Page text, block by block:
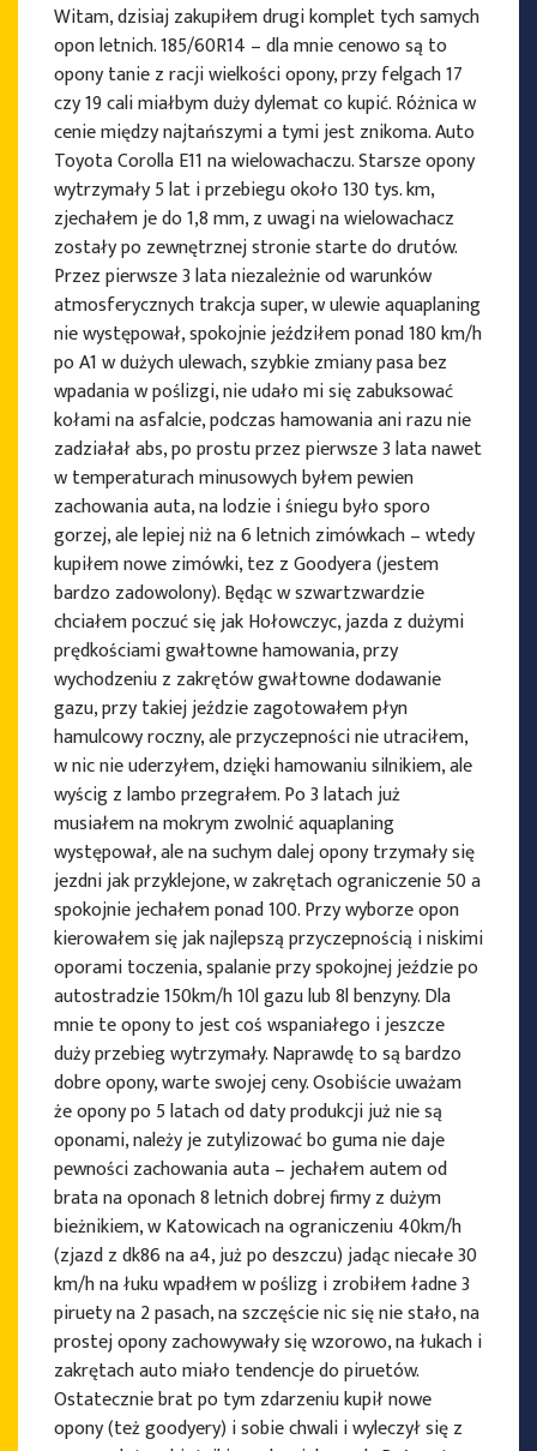
Witam, dzisiaj zakupiłem drugi komplet tych samych
opon letnich. 185/60R14 – dla mnie cenowo są to
opony tanie z racji wielkości opony, przy felgach 17
czy 19 cali miałbym duży dylemat co kupić. Różnica w
cenie między najtańszymi a tymi jest znikoma. Auto
Toyota Corolla E11 na wielowachaczu. Starsze opony
wytrzymały 5 lat i przebiegu około 130 tys. km,
zjechałem je do 1,8 mm, z uwagi na wielowachacz
zostały po zewnętrznej stronie starte do drutów.
Przez pierwsze 3 lata niezależnie od warunków
atmosferycznych trakcja super, w ulewie aquaplaning
nie występował, spokojnie jeździłem ponad 180 km/h
po A1 w dużych ulewach, szybkie zmiany pasa bez
wpadania w poślizgi, nie udało mi się zabuksować
kołami na asfalcie, podczas hamowania ani razu nie
zadziałał abs, po prostu przez pierwsze 3 lata nawet
w temperaturach minusowych byłem pewien
zachowania auta, na lodzie i śniegu było sporo
gorzej, ale lepiej niż na 6 letnich zimówkach – wtedy
kupiłem nowe zimówki, tez z Goodyera (jestem
bardzo zadowolony). Będąc w szwartzwardzie
chciałem poczuć się jak Hołowczyc, jazda z dużymi
prędkościami gwałtowne hamowania, przy
wychodzeniu z zakrętów gwałtowne dodawanie
gazu, przy takiej jeździe zagotowałem płyn
hamulcowy roczny, ale przyczepności nie utraciłem,
w nic nie uderzyłem, dzięki hamowaniu silnikiem, ale
wyścig z lambo przegrałem. Po 3 latach już
musiałem na mokrym zwolnić aquaplaning
występował, ale na suchym dalej opony trzymały się
jezdni jak przyklejone, w zakrętach ograniczenie 50 a
spokojnie jechałem ponad 100. Przy wyborze opon
kierowałem się jak najlepszą przyczepnością i niskimi
oporami toczenia, spalanie przy spokojnej jeździe po
autostradzie 150km/h 10l gazu lub 8l benzyny. Dla
mnie te opony to jest coś wspaniałego i jeszcze
duży przebieg wytrzymały. Naprawdę to są bardzo
dobre opony, warte swojej ceny. Osobiście uważam
że opony po 5 latach od daty produkcji już nie są
oponami, należy je zutylizować bo guma nie daje
pewności zachowania auta – jechałem autem od
brata na oponach 8 letnich dobrej firmy z dużym
bieżnikiem, w Katowicach na ograniczeniu 40km/h
(zjazd z dk86 na a4, już po deszczu) jadąc niecałe 30
km/h na łuku wpadłem w poślizg i zrobiłem ładne 3
piruety na 2 pasach, na szczęście nic się nie stało, na
prostej opony zachowywały się wzorowo, na łukach i
zakrętach auto miało tendencje do piruetów.
Ostatecznie brat po tym zdarzeniu kupił nowe
opony (też goodyery) i sobie chwali i wyleczył się z